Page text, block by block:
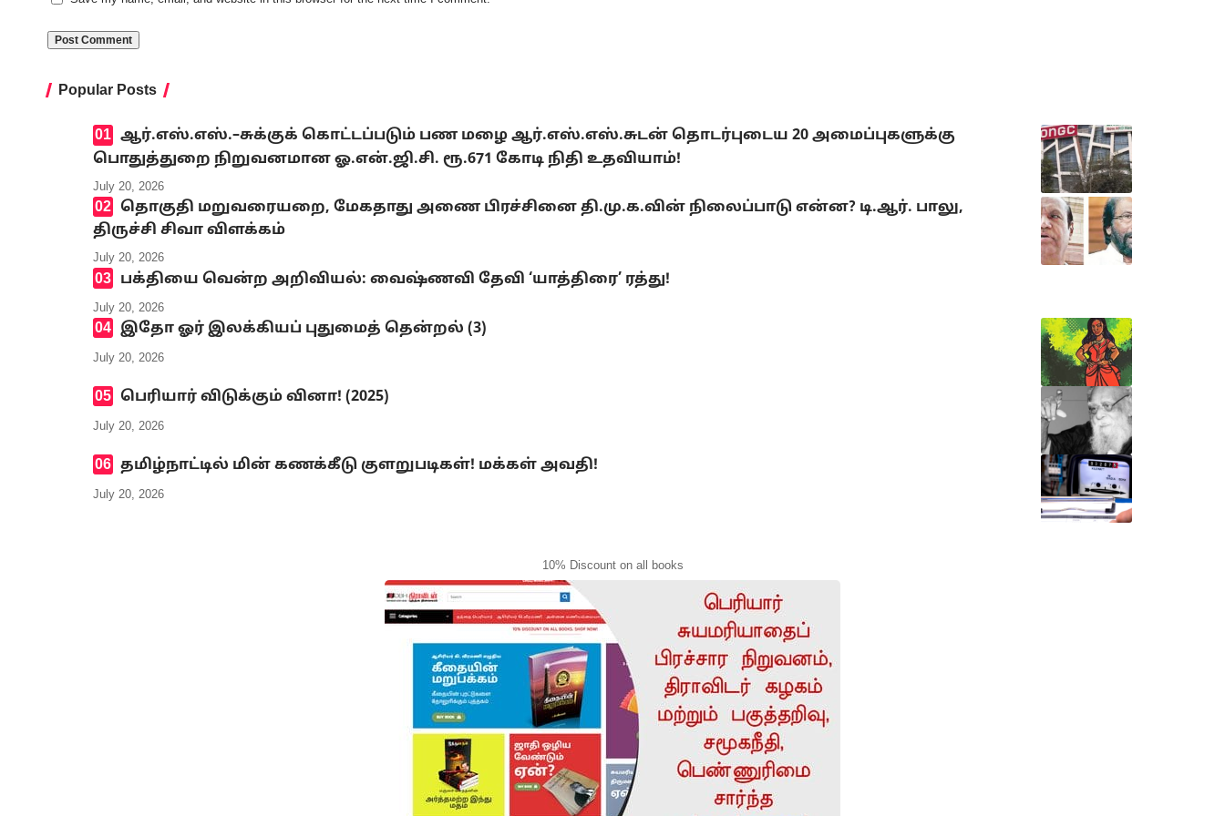
Popular Posts
ஆர்.எஸ்.எஸ்.–சுக்குக் கொட்டப்படும் பண மழை ஆர்.எஸ்.எஸ்.சுடன் தொடர்புடைய 20 அமைப்புகளுக்கு
பொதுத்துறை நிறுவனமான ஓ.என்.ஜி.சி. ரூ.671 கோடி நிதி உதவியாம்!
July 20, 2026
தொகுதி மறுவரையறை, மேகதாது அணை பிரச்சினை தி.மு.க.வின் நிலைப்பாடு என்ன? டி.ஆர். பாலு,
திருச்சி சிவா விளக்கம்
July 20, 2026
பக்தியை வென்ற அறிவியல்: வைஷ்ணவி தேவி ‘யாத்திரை’ ரத்து!
July 20, 2026
இதோ ஓர் இலக்கியப் புதுமைத் தென்றல் (3)
July 20, 2026
பெரியார் விடுக்கும் வினா! (2025)
July 20, 2026
தமிழ்நாட்டில் மின் கணக்கீடு குளறுபடிகள்! மக்கள் அவதி!
July 20, 2026
10% Discount on all books